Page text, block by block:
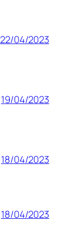
22/04/2023
19/04/2023
18/04/2023
18/04/2023